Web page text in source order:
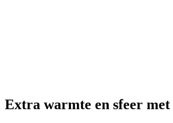
Extra warmte en sfeer met